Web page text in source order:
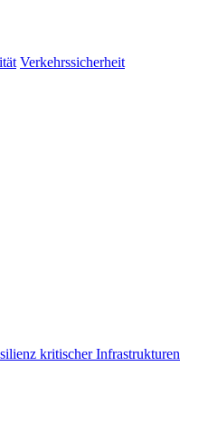
Verkehrssicherheit
kritischer Infrastrukturen